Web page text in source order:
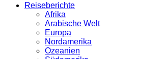
Reiseberichte
Afrika
Arabische Welt
Europa
Nordamerika
Ozeanien